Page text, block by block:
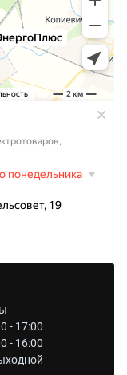
- 17:00
- 16:00